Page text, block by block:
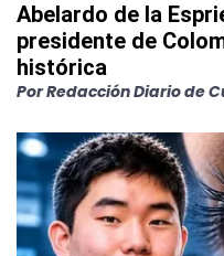
Abelardo de la
presidente de
histórica
PorRedacción Diario de